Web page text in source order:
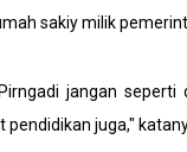
sakiy milik
jangan
juga,"